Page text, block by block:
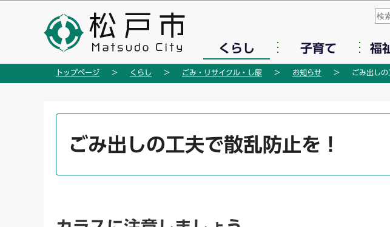
の
このペ
くらし 子育て 福
トップページ くらし ごみ・リサイクル・し尿 お知らせ ごみ出しの
ごみ出しの工夫で散乱防止を！